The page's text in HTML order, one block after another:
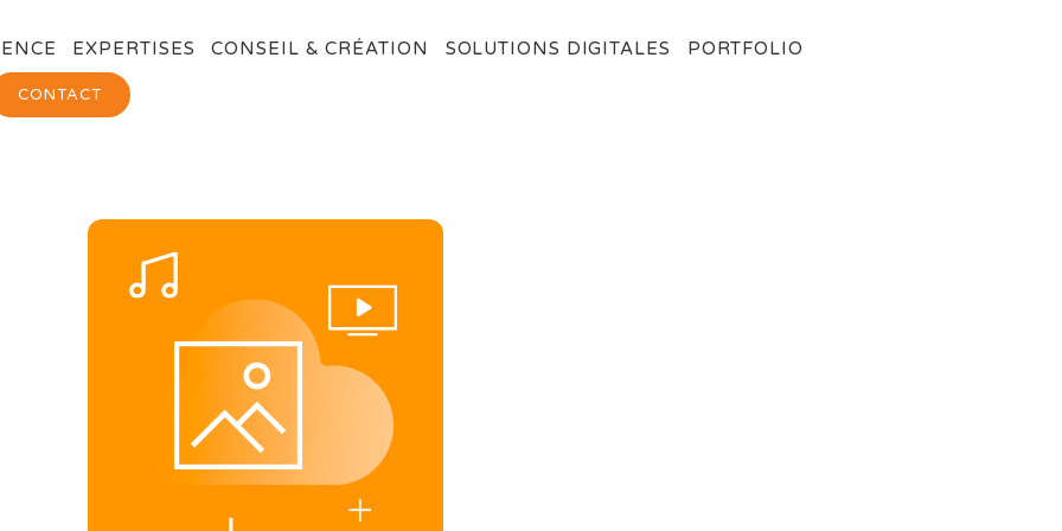
EXPERTISES CONSEIL & CRÉATION SOLUTIONS DIGITALES PORTFOLIO
CONTACT